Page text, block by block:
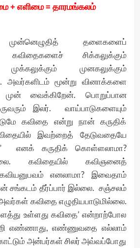
+ எளிமை = தாரமங்கலம்
முன்னெழுதித் தளைகளைப்
கவிதைகளைச் சிக்கலுக்கும்
முக்கலுக்கும் முனகலுக்கும்
அவர்களிடம் மூன்று வினாக்களை
வைக்கிறேன். பொறுப்பான
இலர். வாய்பாடுகளையும்
கவிதை என்று நான் கருதிக்
இவற்றைத் தேடுவதையே
எனக் கருதிக் கொள்ளலாமா?
கவிதையில் கவிஞனைத்
எனலாமா? இவைதாம்
சங்கடம் தீர்ப்பார் இல்லை. சஞ்சலம்
கவிதை எழுதியபாடுமில்லை.
உள்ளது கவிதை’ என்றாற்போல
எண்ணாது, எண்ணுவதை எல்லாம்
காட்டும் அன்பர்கள் சிலர் அவ்வப்போது